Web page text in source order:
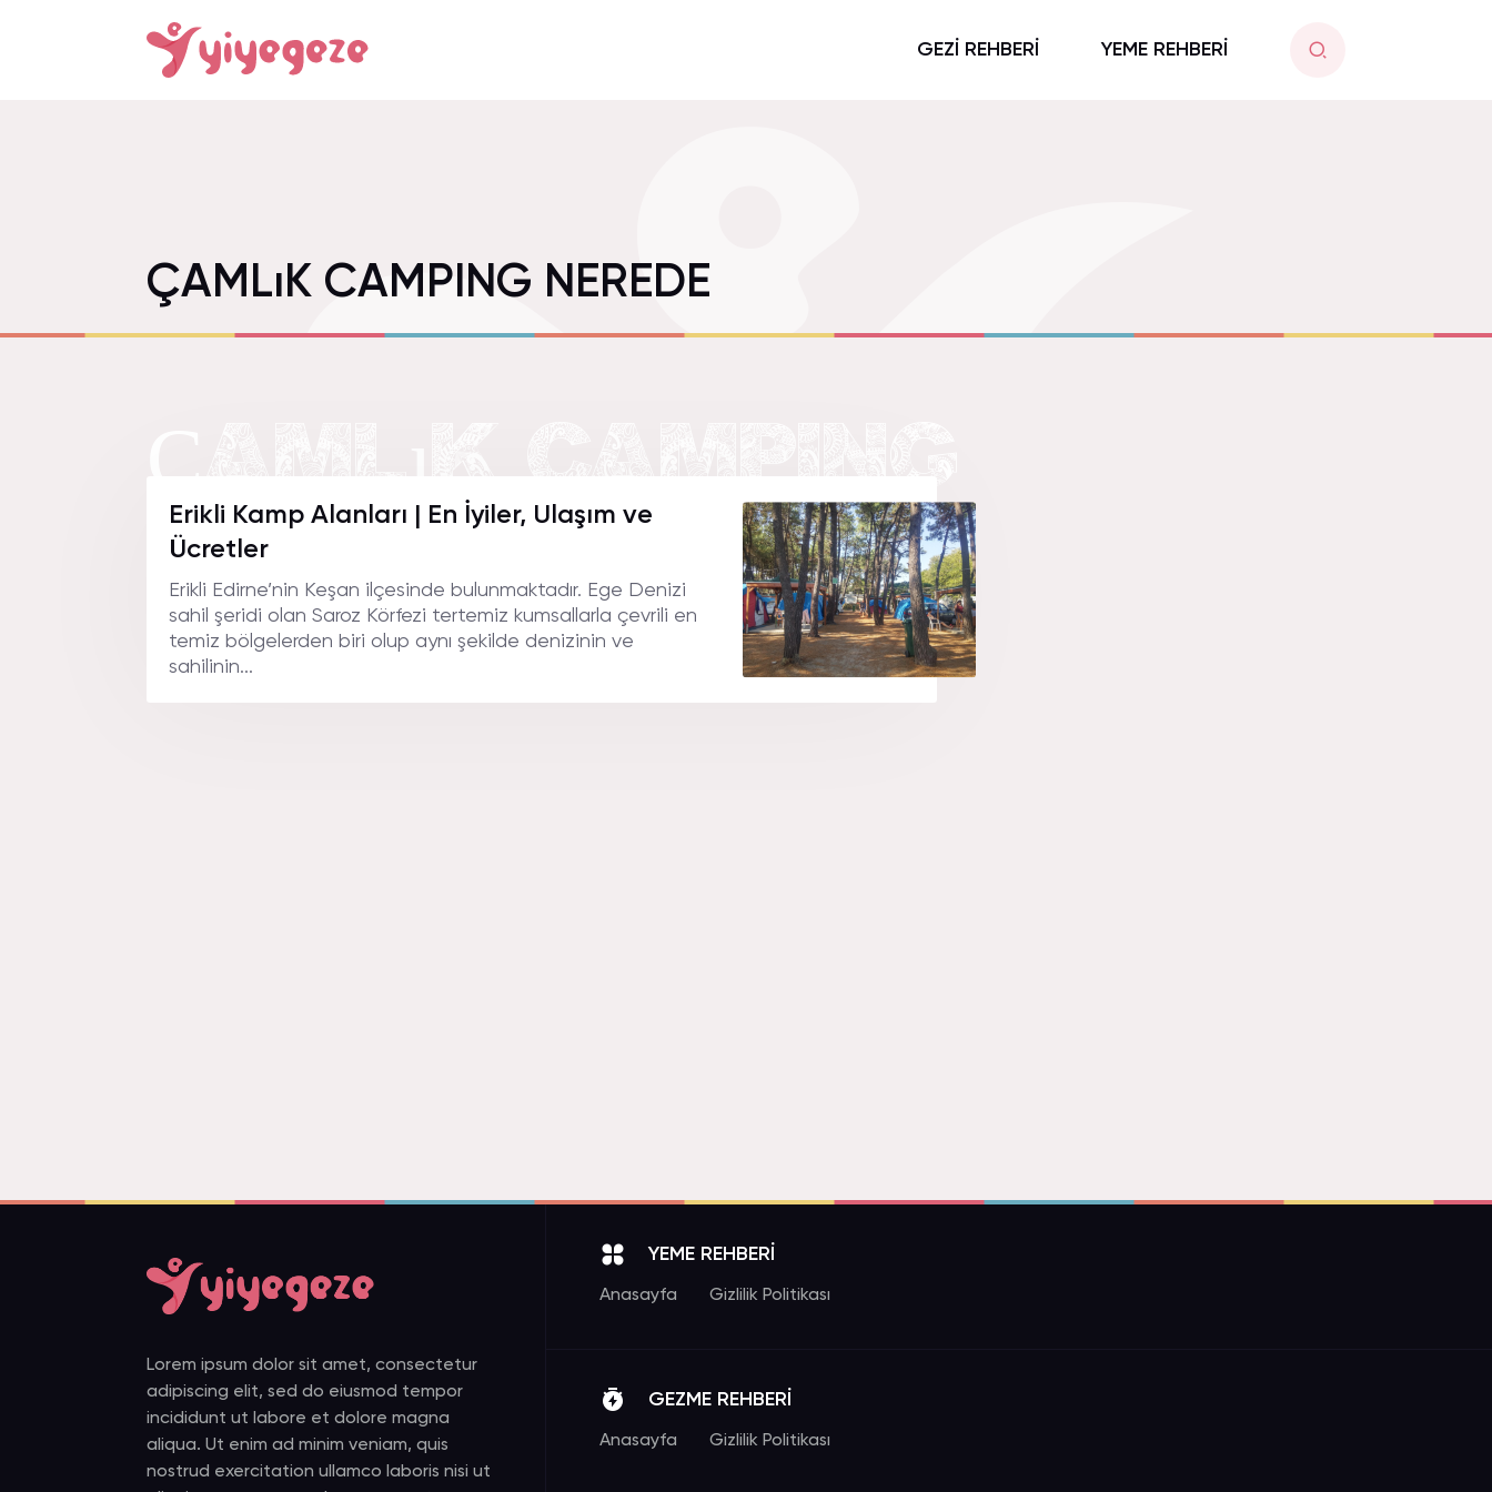
GEZİ REHBERİ YEME REHBERİ
ÇAMLıK CAMPING NEREDE
NEREDE.
Erikli Kamp Alanları | En İyiler, Ulaşım ve
Ücretler
Erikli Edirne’nin Keşan ilçesinde bulunmaktadır. Ege Denizi
sahil şeridi olan Saroz Körfezi tertemiz kumsallarla çevrili en
temiz bölgelerden biri olup aynı şekilde denizinin ve
sahilinin...
Lorem ipsum dolor sit amet, consectetur
adipiscing elit, sed do eiusmod tempor
incididunt ut labore et dolore magna
aliqua. Ut enim ad minim veniam, quis
nostrud exercitation ullamco laboris nisi ut
YEME REHBERİ
Anasayfa Gizlilik Politikası
GEZME REHBERİ
Anasayfa Gizlilik Politikası